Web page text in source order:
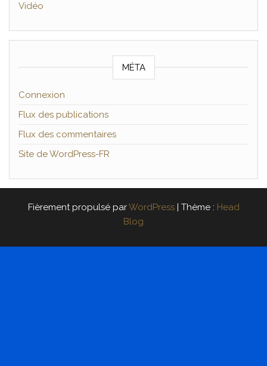
Vidéo
MÉTA
Connexion
Flux des publications
Flux des commentaires
Site de WordPress-FR
Fièrement propulsé parWordPress | Thème : Head
Blog